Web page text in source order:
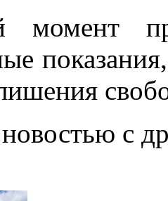
момент
новостью с